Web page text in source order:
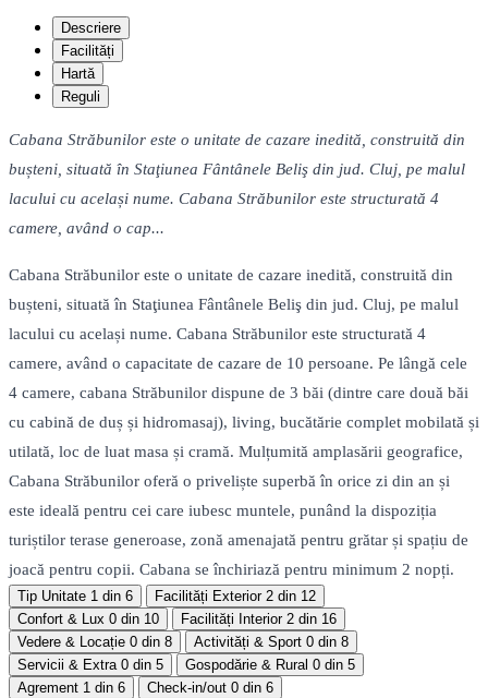
Descriere
Facilități
Hartă
Reguli
Cabana Străbunilor este o unitate de cazare inedită, construită din
bușteni, situată în Staţiunea Fântânele Beliş din jud. Cluj, pe malul
lacului cu același nume. Cabana Străbunilor este structurată 4
camere, având o cap...
Cabana Străbunilor este o unitate de cazare inedită, construită din
bușteni, situată în Staţiunea Fântânele Beliş din jud. Cluj, pe malul
lacului cu același nume. Cabana Străbunilor este structurată 4
camere, având o capacitate de cazare de 10 persoane. Pe lângă cele
4 camere, cabana Străbunilor dispune de 3 băi (dintre care două băi
cu cabină de duș și hidromasaj), living, bucătărie complet mobilată și
utilată, loc de luat masa și cramă. Mulțumită amplasării geografice,
Cabana Străbunilor oferă o priveliște superbă în orice zi din an și
este ideală pentru cei care iubesc muntele, punând la dispoziția
turiștilor terase generoase, zonă amenajată pentru grătar și spațiu de
joacă pentru copii. Cabana se închiriază pentru minimum 2 nopți.
Tip Unitate 1 din 6 Facilități Exterior 2 din 12
Confort & Lux 0 din 10 Facilități Interior 2 din 16
Vedere & Locație 0 din 8 Activități & Sport 0 din 8
Servicii & Extra 0 din 5 Gospodărie & Rural 0 din 5
Agrement 1 din 6 Check-in/out 0 din 6